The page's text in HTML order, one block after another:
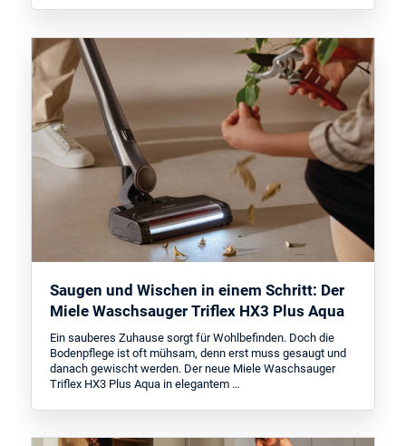
Saugen und Wischen in einem Schritt: Der
Miele Waschsauger Triflex HX3 Plus Aqua
Ein sauberes Zuhause sorgt für Wohlbefinden. Doch die
Bodenpflege ist oft mühsam, denn erst muss gesaugt und
danach gewischt werden. Der neue Miele Waschsauger
Triflex HX3 Plus Aqua in elegantem …